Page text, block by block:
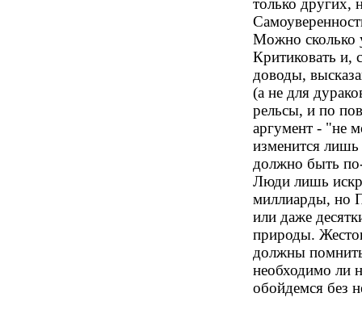
только других,
Можно сколько
Критиковать и,
доводы,
(а не для
рельсы, и по
аргумент - "не
изменится лишь
должно быть
Люди лишь
миллиарды, но
или даже
природы.
должны
необходимо ли
обойдемся без